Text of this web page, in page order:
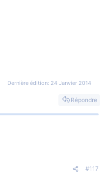
Dernière édition: 24 Janvier 2014
Répondre
#117